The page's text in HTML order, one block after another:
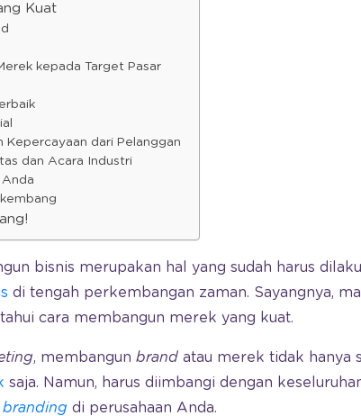
Kuat
kepada Target Pasar
Kepercayaan dari Pelanggan
dan Acara Industri
Anda
bisnis merupakan hal yang sudah harus
di tengah perkembangan zaman. Sayangnya,
cara membangun merek yang kuat.
, membangun brand atau merek tidak hanya
saja. Namun, harus diimbangi dengan
branding di perusahaan Anda.